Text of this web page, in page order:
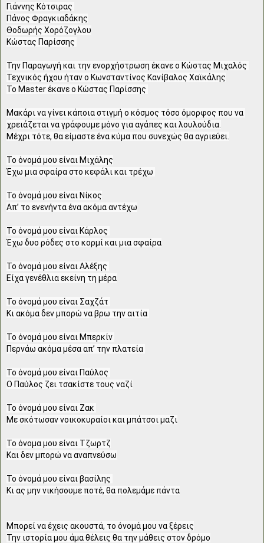
Γιάννης Κότσιρας
Πάνος Φραγκιαδάκης
Θοδωρής Χορόζογλου
Κώστας Παρίσσης
Την Παραγωγή και την ενορχήστρωση έκανε ο Κώστας Μιχαλός
Τεχνικός ήχου ήταν ο Κωνσταντίνος Κανίβαλος Χαϊκάλης
Το Master έκανε ο Κώστας Παρίσσης
Μακάρι να γίνει κάποια στιγμή ο κόσμος τόσο όμορφος που να
χρειάζεται να γράφουμε μόνο για αγάπες και λουλούδια.
Μέχρι τότε, θα είμαστε ένα κύμα που συνεχώς θα αγριεύει.
Το όνομά μου είναι Μιχάλης
Έχω μια σφαίρα στο κεφάλι και τρέχω
Το όνομά μου είναι Νίκος
Απ’ το ενενήντα ένα ακόμα αντέχω
Το όνομά μου είναι Κάρλος
Έχω δυο ρόδες στο κορμί και μια σφαίρα
Το όνομά μου είναι Αλέξης
Είχα γενέθλια εκείνη τη μέρα
Το όνομά μου είναι Σαχζάτ
Κι ακόμα δεν μπορώ να βρω την αιτία
Το όνομά μου είναι Μπερκίν
Περνάω ακόμα μέσα απ’ την πλατεία
Το όνομά μου είναι Παύλος
Ο Παύλος ζει τσακίστε τους ναζί
Το όνομά μου είναι Ζακ
Με σκότωσαν νοικοκυραίοι και μπάτσοι μαζι
Το όνομα μου είναι Τζωρτζ
Και δεν μπορώ να αναπνεύσω
Το όνομά μου είναι βασίλης
Κι ας μην νικήσουμε ποτέ, θα πολεμάμε πάντα
Μπορεί να έχεις ακουστά, το όνομά μου να ξέρεις
Την ιστορία μου άμα θέλεις θα την μάθεις στον δρόμο